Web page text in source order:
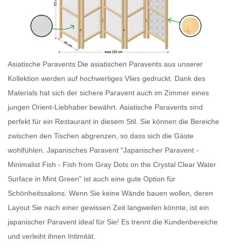
Asiatische Paravents Die asiatischen Paravents aus unserer
Kollektion werden auf hochwertiges Vlies gedruckt. Dank des
Materials hat sich der sichere Paravent auch im Zimmer eines
jungen Orient-Liebhaber bewährt. Asiatische Paravents sind
perfekt für ein Restaurant in diesem Stil. Sie können die Bereiche
zwischen den Tischen abgrenzen, so dass sich die Gäste
wohlfühlen. Japanisches Paravent "Japanischer Paravent -
Minimalist Fish - Fish from Gray Dots on the Crystal Clear Water
Surface in Mint Green" ist auch eine gute Option für
Schönheitssalons. Wenn Sie keine Wände bauen wollen, deren
Layout Sie nach einer gewissen Zeit langweilen könnte, ist ein
japanischer Paravent ideal für Sie! Es trennt die Kundenbereiche
und verleiht ihnen Intimität.